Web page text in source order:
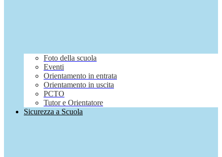
Foto della scuola
Eventi
Orientamento in entrata
Orientamento in uscita
PCTO
Tutor e Orientatore
Sicurezza a Scuola